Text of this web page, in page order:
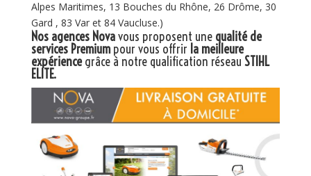
Alpes Maritimes, 13 Bouches du Rhône, 26 Drôme, 30
Gard , 83 Var et 84 Vaucluse.)
Nos agences Novavous proposent une qualité de
services Premiumpour vous offrir la meilleure
expériencegrâce à notre qualification réseau STIHL
ELITE.